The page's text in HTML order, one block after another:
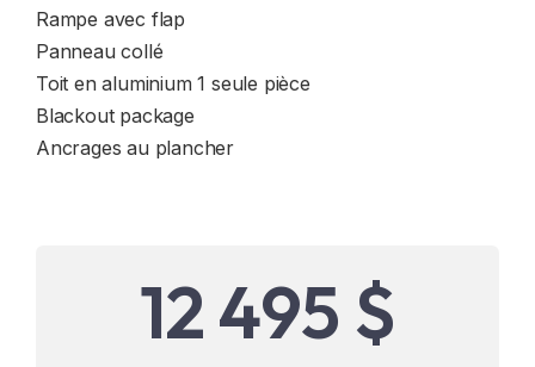
Rampe avec flap
Panneau collé
Toit en aluminium 1 seule pièce
Blackout package
Ancrages au plancher
12 495 $